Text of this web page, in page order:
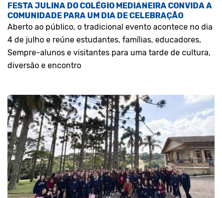
FESTA JULINA DO COLÉGIO MEDIANEIRA CONVIDA A
COMUNIDADE PARA UM DIA DE CELEBRAÇÃO
Aberto ao público, o tradicional evento acontece no dia
4 de julho e reúne estudantes, famílias, educadores,
Sempre-alunos e visitantes para uma tarde de cultura,
diversão e encontro